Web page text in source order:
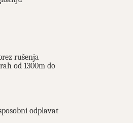
rušenja
od 1300m do
odplavat